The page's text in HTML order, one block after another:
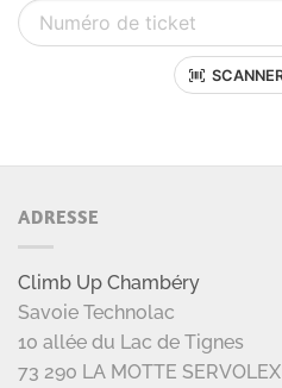
ADRESSE
Climb Up Chambéry
Savoie Technolac
10 allée du Lac de Tignes
73 290 LA MOTTE SERVOLEX